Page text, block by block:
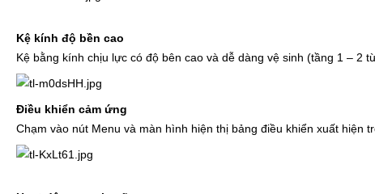
Kệ kính độ bền cao
Kệ bằng kính chịu lực có độ bên cao và dễ dàng vệ sinh (tầng 1 – 2
Điều khiển cảm ứng
Chạm vào nút Menu và màn hình hiện thị bảng điều khiển xuất hiện